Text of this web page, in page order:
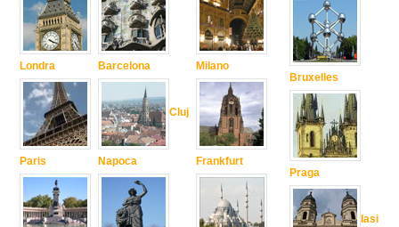
Londra
Paris
Barcelona
Cluj
Napoca
Milano
Frankfurt
Bruxelles
Praga
Iasi